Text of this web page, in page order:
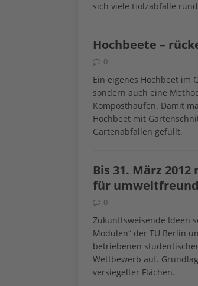
sich viele Holzabfälle
Hochbeete –
0
Ein eigenes Hochbeet im
sondern auch eine
Komposthaufen. Damit
Hochbeet mit
Gartenabfällen gefüllt.
Bis 31. März
für
0
Zukunftsweisende Ideen
Modulen“ der TU Berlin
betriebenen
Wettbewerb auf.
versiegelter Flächen.